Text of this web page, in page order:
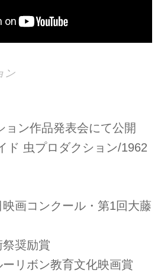
ン
ョン作品発表会にて公開
ド 虫プロダクション/1962
画コンクール・第1回大藤
奨励賞
リボン教育文化映画賞